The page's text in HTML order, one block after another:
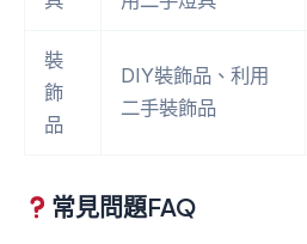
裝
飾
品
DIY裝飾品、利用
二手裝飾品
常見問題FAQ